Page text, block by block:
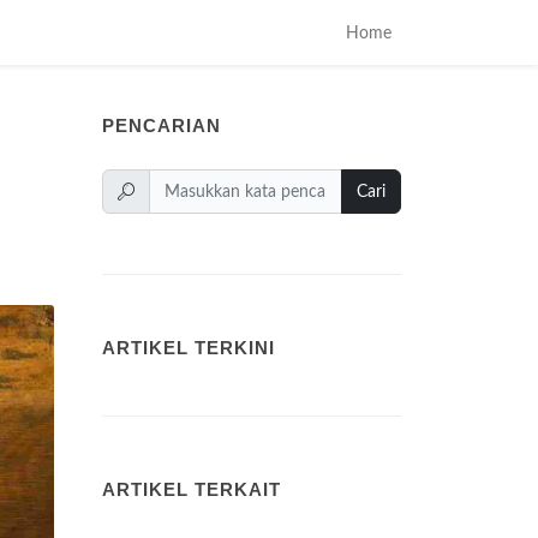
Home
PENCARIAN
Cari
ARTIKEL TERKINI
ARTIKEL TERKAIT